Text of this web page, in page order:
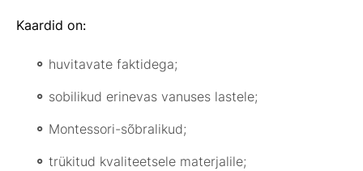
Kaardid on:
huvitavate faktidega;
sobilikud erinevas vanuses lastele;
Montessori-sõbralikud;
trükitud kvaliteetsele materjalile;